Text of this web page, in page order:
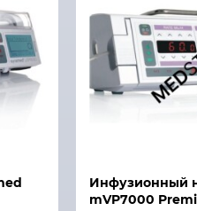
Инфузионный
mVP7000